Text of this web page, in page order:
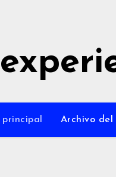
Archivo del